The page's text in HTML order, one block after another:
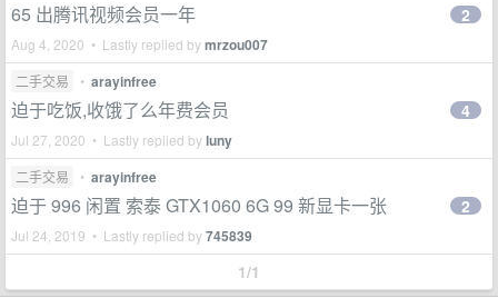
65 出腾讯视频会员一年
Aug 4, 2020 • Lastly replied bymrzou007
2
二手交易 • arayinfree
迫于吃饭,收饿了么年费会员
Jul 27, 2020 • Lastly replied byluny
4
二手交易 • arayinfree
迫于 996 闲置 索泰 GTX1060 6G 99 新显卡一张
Jul 24, 2019 • Lastly replied by745839
2
1/1